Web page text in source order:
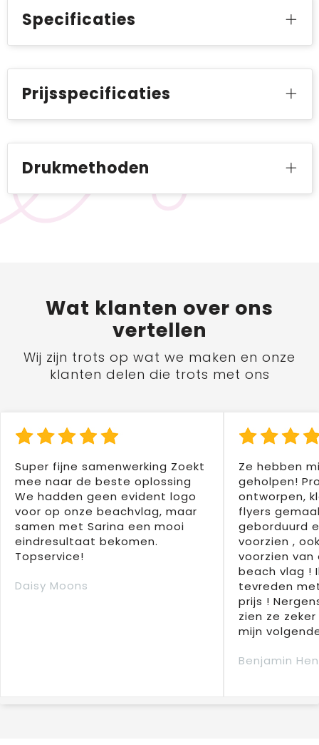
Specificaties
Prijsspecificaties
Drukmethoden
Wat klanten over ons
vertellen
Wij zijn trots op wat we maken en onze
klanten delen die trots met ons
Super fijne samenwerking Zoekt
mee naar de beste oplossing
We hadden geen evident logo
voor op onze beachvlag, maar
samen met Sarina een mooi
eindresultaat bekomen.
Topservice!
Daisy Moons
Ze hebben
geholpen!
ontworpen,
flyers
geborduurd
voorzien ,
voorzien
beach vlag !
tevreden
prijs !
zien ze
mijn
Benjamin